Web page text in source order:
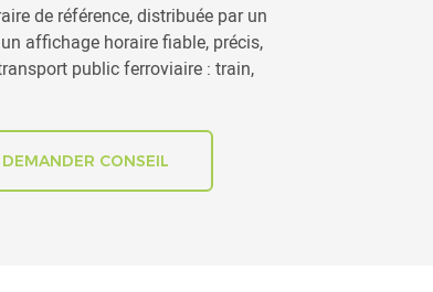
de référence, distribuée par un
affichage horaire fiable, précis,
public ferroviaire : train,
DEMANDER CONSEIL